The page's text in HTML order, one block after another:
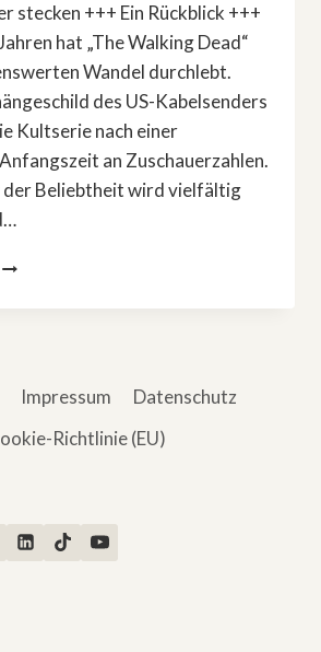
stecken +++ Ein Rückblick +++
hat „The Walking Dead“
Wandel durchlebt.
des US-Kabelsenders
Kultserie nach einer
an Zuschauerzahlen.
der Beliebtheit wird vielfältig
»THE
Impressum
Datenschutz
Richtlinie (EU)